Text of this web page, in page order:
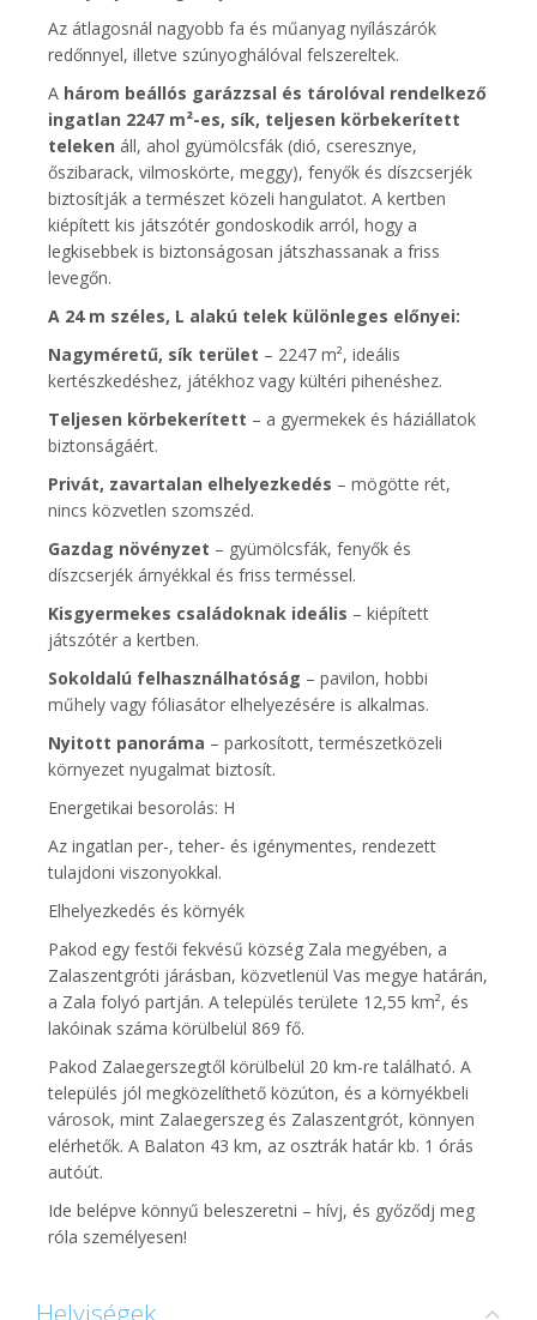
Az átlagosnál nagyobb fa és műanyag nyílászárók
redőnnyel, illetve szúnyoghálóval felszereltek.
A három beállós garázzsal és tárolóval rendelkező
ingatlan 2247 m²-es, sík, teljesen körbekerített
teleken áll, ahol gyümölcsfák (dió, cseresznye,
őszibarack, vilmoskörte, meggy), fenyők és díszcserjék
biztosítják a természet közeli hangulatot. A kertben
kiépített kis játszótér gondoskodik arról, hogy a
legkisebbek is biztonságosan játszhassanak a friss
levegőn.
A 24 m széles, L alakú telek különleges előnyei:
Nagyméretű, sík terület – 2247 m², ideális
kertészkedéshez, játékhoz vagy kültéri pihenéshez.
Teljesen körbekerített – a gyermekek és háziállatok
biztonságáért.
Privát, zavartalan elhelyezkedés – mögötte rét,
nincs közvetlen szomszéd.
Gazdag növényzet – gyümölcsfák, fenyők és
díszcserjék árnyékkal és friss terméssel.
Kisgyermekes családoknak ideális – kiépített
játszótér a kertben.
Sokoldalú felhasználhatóság – pavilon, hobbi
műhely vagy fóliasátor elhelyezésére is alkalmas.
Nyitott panoráma – parkosított, természetközeli
környezet nyugalmat biztosít.
Energetikai besorolás: H
Az ingatlan per-, teher- és igénymentes, rendezett
tulajdoni viszonyokkal.
Elhelyezkedés és környék
Pakod egy festői fekvésű község Zala megyében, a
Zalaszentgróti járásban, közvetlenül Vas megye határán,
a Zala folyó partján. A település területe 12,55 km², és
lakóinak száma körülbelül 869 fő.
Pakod Zalaegerszegtől körülbelül 20 km-re található. A
település jól megközelíthető közúton, és a környékbeli
városok, mint Zalaegerszeg és Zalaszentgrót, könnyen
elérhetők. A Balaton 43 km, az osztrák határ kb. 1 órás
autóút.
Ide belépve könnyű beleszeretni – hívj, és győződj meg
róla személyesen!
Helyiségek